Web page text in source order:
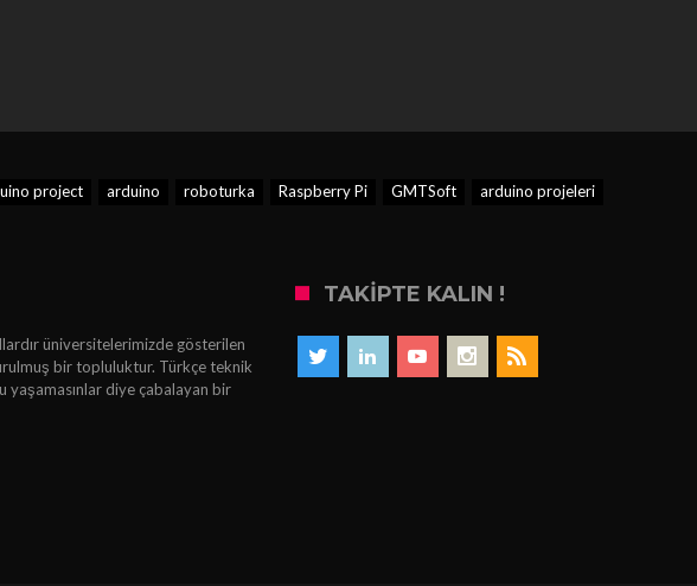
project arduino roboturka Raspberry Pi GMTSoft
arduino projeleri
üniversitelerimizde gösterilen
bir topluluktur. Türkçe teknik
diye çabalayan bir
TAKIPTE KALIN !